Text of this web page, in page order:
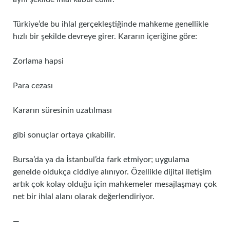
Türkiye’de bu ihlal gerçekleştiğinde mahkeme genellikle
hızlı bir şekilde devreye girer. Kararın içeriğine göre:
Zorlama hapsi
Para cezası
Kararın süresinin uzatılması
gibi sonuçlar ortaya çıkabilir.
Bursa’da ya da İstanbul’da fark etmiyor; uygulama
genelde oldukça ciddiye alınıyor. Özellikle dijital iletişim
artık çok kolay olduğu için mahkemeler mesajlaşmayı çok
net bir ihlal alanı olarak değerlendiriyor.
—